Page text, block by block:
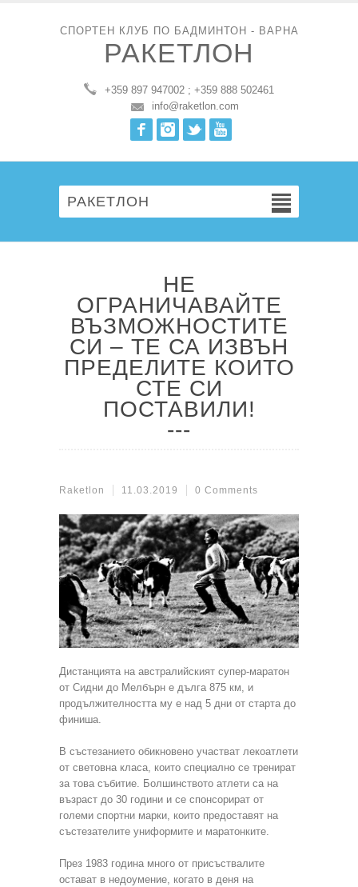
СПОРТЕН КЛУБ ПО БАДМИНТОН - ВАРНА
РАКЕТЛОН
+359 897 947002 ; +359 888 502461
info@raketlon.com
FacebookInstagram
Twitter
РАКЕТЛОН
НЕ
ОГРАНИЧАВАЙТЕ
ВЪЗМОЖНОСТИТЕ
СИ – ТЕ СА ИЗВЪН
ПРЕДЕЛИТЕ КОИТО
СТЕ СИ
ПОСТАВИЛИ!
Raketlon 11.03.2019 0 Comments
Дистанцията на австралийският супер-маратон
от Сидни до Мелбърн е дълга 875 км, и
продължителността му е над 5 дни от старта до
финиша.
В състезанието обикновено участват лекоатлети
от световна класа, които специално се тренират
за това събитие. Болшинството атлети са на
възраст до 30 години и се спонсорират от
големи спортни марки, които предоставят на
състезателите униформите и маратонките.
През 1983 година много от присъствалите
остават в недоумение, когато в деня на